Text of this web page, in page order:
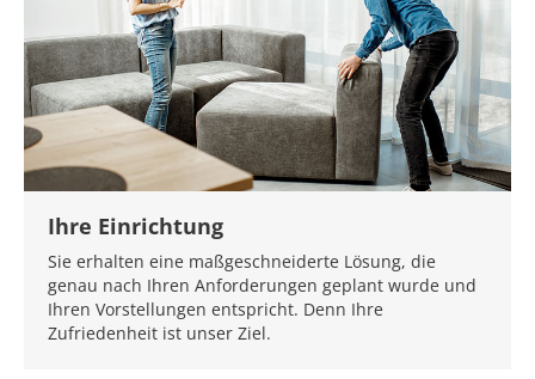
Ihre Einrichtung
Sie erhalten eine maßgeschneiderte Lösung, die
genau nach Ihren Anforderungen geplant wurde und
Ihren Vorstellungen entspricht. Denn Ihre
Zufriedenheit ist unser Ziel.